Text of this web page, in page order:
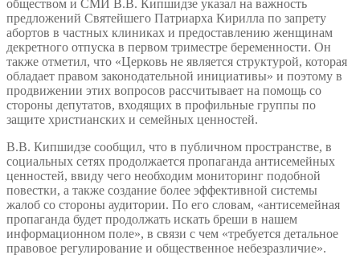
обществом и СМИ В.В. Кипшидзе указал на важность
предложений Святейшего Патриарха Кирилла по запрету
абортов в частных клиниках и предоставлению женщинам
декретного отпуска в первом триместре беременности. Он
также отметил, что «Церковь не является структурой, которая
обладает правом законодательной инициативы» и поэтому в
продвижении этих вопросов рассчитывает на помощь со
стороны депутатов, входящих в профильные группы по
защите христианских и семейных ценностей.
В.В. Кипшидзе сообщил, что в публичном пространстве, в
социальных сетях продолжается пропаганда антисемейных
ценностей, ввиду чего необходим мониторинг подобной
повестки, а также создание более эффективной системы
жалоб со стороны аудитории. По его словам, «антисемейная
пропаганда будет продолжать искать бреши в нашем
информационном поле», в связи с чем «требуется детальное
правовое регулирование и общественное небезразличие».